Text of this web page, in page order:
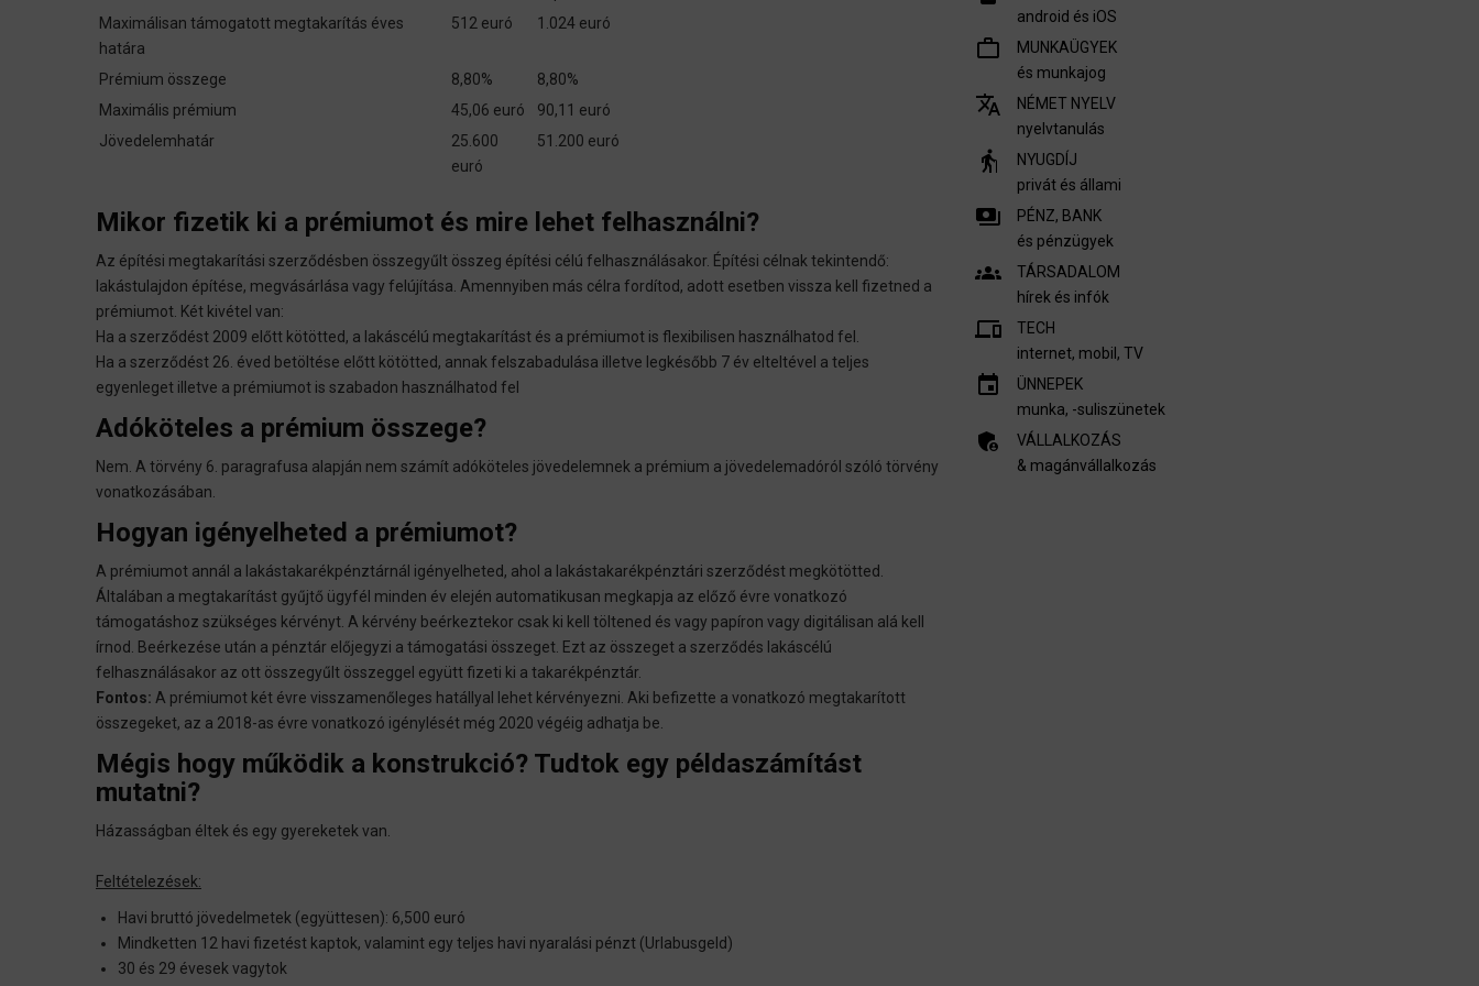
Maximálisan támogatott megtakarítás éves
határa
512 euró 1.024 euró
Prémium összege 8,80%
8,80%
Maximális prémium
45,06 euró
90,11 euró
Jövedelemhatár
25.600
euró
51.200 euró
Mikor fizetik ki a prémiumot és mire lehet felhasználni?
Az építési megtakarítási szerződésben összegyűlt összeg építési célú felhasználásakor. Építési célnak tekintendő:
lakástulajdon építése, megvásárlása vagy felújítása. Amennyiben más célra fordítod, adott esetben vissza kell fizetned a
prémiumot. Két kivétel van:
Ha a szerződést 2009 előtt kötötted, a lakáscélú megtakarítást és a prémiumot is flexibilisen használhatod fel.
Ha a szerződést 26. éved betöltése előtt kötötted, annak felszabadulása illetve legkésőbb 7 év elteltével a teljes
egyenleget illetve a prémiumot is szabadon használhatod fel
Adóköteles a prémium összege?
Nem. A törvény 6. paragrafusa alapján nem számít adóköteles jövedelemnek a prémium a jövedelemadóról szóló törvény
vonatkozásában.
Hogyan igényelheted a prémiumot?
A prémiumot annál a lakástakarékpénztárnál igényelheted, ahol a lakástakarékpénztári szerződést megkötötted.
Általában a megtakarítást gyűjtő ügyfél minden év elején automatikusan megkapja az előző évre vonatkozó
támogatáshoz szükséges kérvényt. A kérvény beérkeztekor csak ki kell töltened és vagy papíron vagy digitálisan alá kell
írnod. Beérkezése után a pénztár előjegyzi a támogatási összeget. Ezt az összeget a szerződés lakáscélú
felhasználásakor az ott összegyűlt összeggel együtt fizeti ki a takarékpénztár.
Fontos: A prémiumot két évre visszamenőleges hatállyal lehet kérvényezni. Aki befizette a vonatkozó megtakarított
összegeket, az a 2018-as évre vonatkozó igénylését még 2020 végéig adhatja be.
Mégis hogy működik a konstrukció? Tudtok egy példaszámítást
mutatni?
Házasságban éltek és egy gyereketek van.
Feltételezések:
Havi bruttó jövedelmetek (együttesen): 6,500 euró
Mindketten 12 havi fizetést kaptok, valamint egy teljes havi nyaralási pénzt (Urlabusgeld)
30 és 29 évesek vagytok
android és iOS
work_outline
MUNKAÜGYEK
és munkajog
translate
NÉMET NYELV
nyelvtanulás
elderly
NYUGDÍJ
privát és állami
payments
PÉNZ, BANK
és pénzügyek
groups
TÁRSADALOM
hírek és infók
devices
TECH
internet, mobil, TV​
insert_invitation
ÜNNEPEK
munka, -suliszünetek
admin_panel_settings
VÁLLALKOZÁS
& magánvállalkozás